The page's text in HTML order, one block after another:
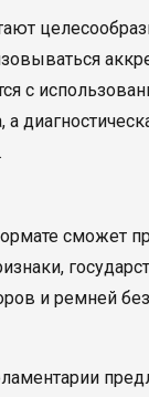
с
сможет
и ремней